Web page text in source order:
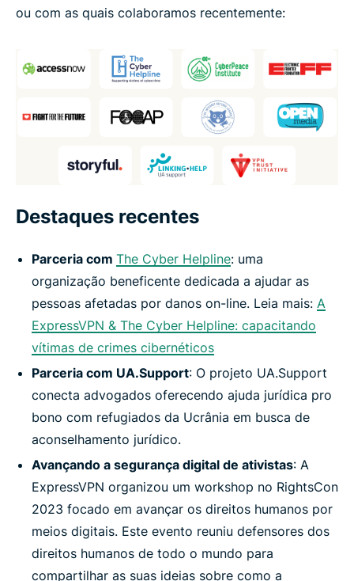
ou com as quais colaboramos recentemente:
Destaques recentes
Parceria com The Cyber Helpline: uma
organização beneficente dedicada a ajudar as
pessoas afetadas por danos on-line. Leia mais: A
ExpressVPN & The Cyber Helpline: capacitando
vítimas de crimes cibernéticos
Parceria com UA.Support: O projeto UA.Support
conecta advogados oferecendo ajuda jurídica pro
bono com refugiados da Ucrânia em busca de
aconselhamento jurídico.
Avançando a segurança digital de ativistas: A
ExpressVPN organizou um workshop no RightsCon
2023 focado em avançar os direitos humanos por
meios digitais. Este evento reuniu defensores dos
direitos humanos de todo o mundo para
compartilhar as suas ideias sobre como a